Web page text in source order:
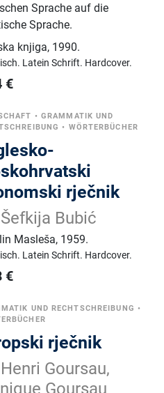
Sprache auf die
Sprache.
knjiga, 1990.
Latein Schrift. Hardcover.
€
• GRAMMATIK UND
• WÖRTERBÜCHER
rječnik
Šefkija Bubić
Masleša, 1959.
Latein Schrift. Hardcover.
€
UND RECHTSCHREIBUNG •
rječnik
Henri Goursau,
Goursau